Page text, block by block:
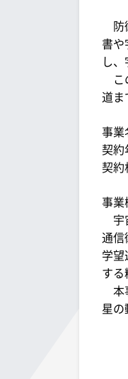
防
書
し
こ
道ま
事
契
契
事業
宇
通信
学
する
本
星の